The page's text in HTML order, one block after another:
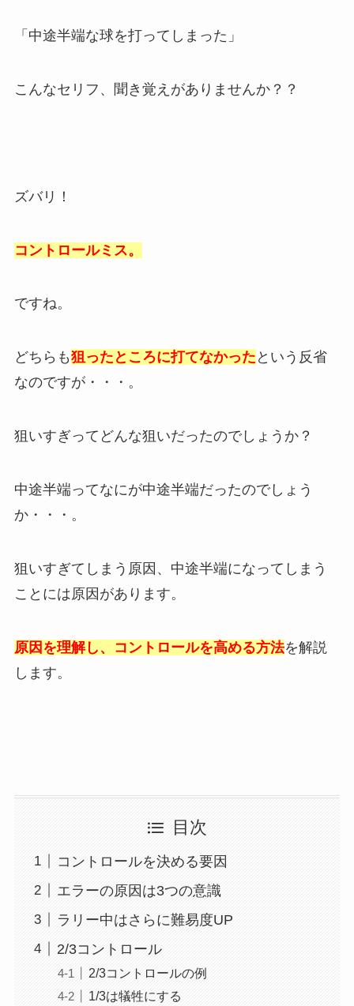
「中途半端な球を打ってしまった」
こんなセリフ、聞き覚えがありませんか？？
ズバリ！
コントロールミス。
ですね。
どちらも狙ったところに打てなかった という反省
なのですが・・・。
狙いすぎってどんな狙いだったのでしょうか？
中途半端ってなにが中途半端だったのでしょう
か・・・。
狙いすぎてしまう原因、中途半端になってしまう
ことには原因があります。
原因を理解し、コントロールを高める方法を解説
します。
目次
コントロールを決める要因
エラーの原因は3つの意識
ラリー中はさらに難易度UP
2/3コントロール
2/3コントロールの例
1/3は犠牲にする